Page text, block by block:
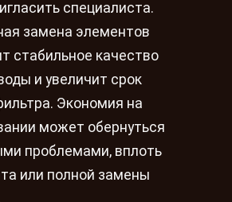
специалиста.
замена элементов
стабильное качество
и увеличит срок
Экономия на
может обернуться
проблемами, вплоть
или полной замены